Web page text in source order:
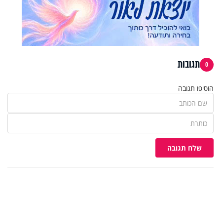
0 תגובות
הוסיפו תגובה
שלח תגובה